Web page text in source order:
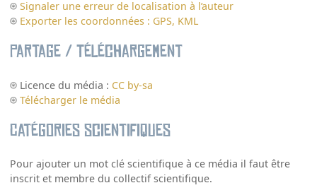
Signaler une erreur de localisation à l’auteur
Exporter les coordonnées : GPS, KML
Partage / Téléchargement
Licence du média : CC by-sa
Télécharger le média
Catégories scientifiques
Pour ajouter un mot clé scientifique à ce média il faut être
inscrit et membre du collectif scientifique.